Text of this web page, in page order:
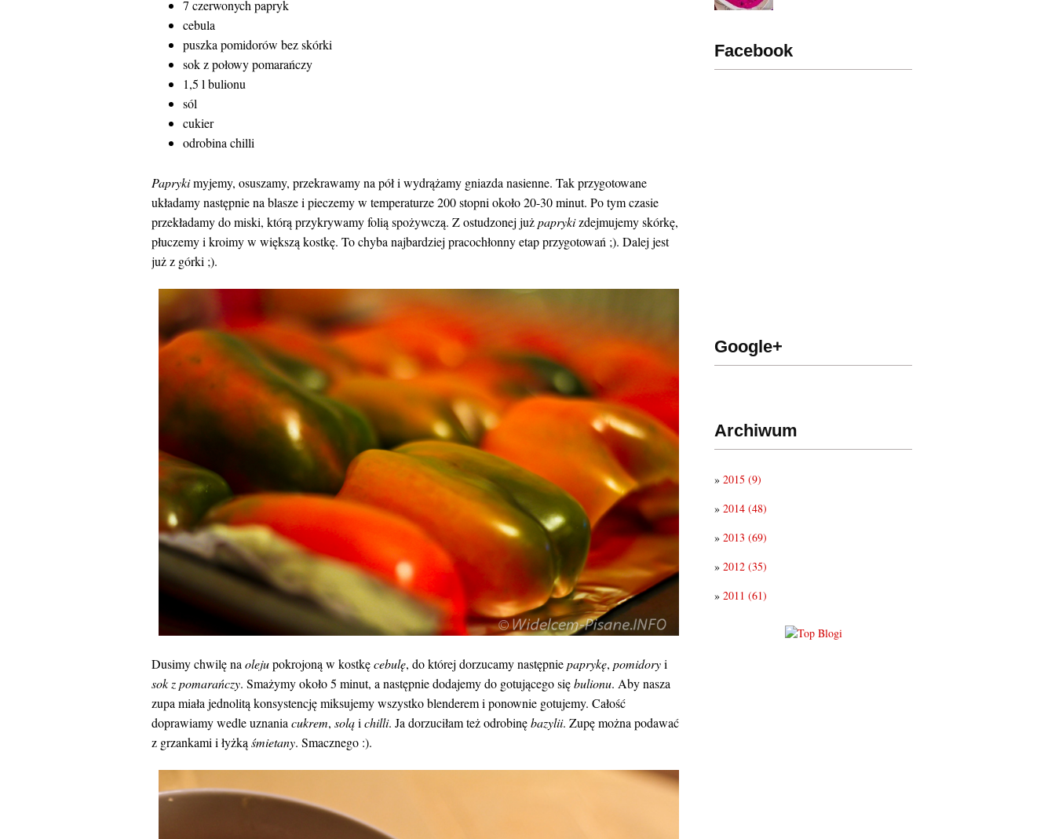
Facebook
Google+
Archiwum
» 2015 (9)
» 2014 (48)
» 2013 (69)
» 2012 (35)
» 2011 (61)
7 czerwonych papryk
cebula
puszka pomidorów bez skórki
sok z połowy pomarańczy
1,5 l bulionu
sól
cukier
odrobina chilli
Paprykimyjemy, osuszamy, przekrawamy na pół i wydrążamy gniazda nasienne. Tak przygotowane
układamy następnie na blasze i pieczemy w temperaturze 200 stopni około 20-30 minut. Po tym czasie
przekładamy do miski, którą przykrywamy folią spożywczą. Z ostudzonej jużpaprykizdejmujemy skórkę,
płuczemy i kroimy w większą kostkę. To chyba najbardziej pracochłonny etap przygotowań ;). Dalej jest
już z górki ;).
Dusimy chwilę na olejupokrojoną w kostkęcebulę, do której dorzucamy następniepaprykę, pomidoryi
sok z pomarańczy. Smażymy około 5 minut, a następnie dodajemy do gotującego siębulionu. Aby nasza
zupa miała jednolitą konsystencję miksujemy wszystko blenderem i ponownie gotujemy. Całość
doprawiamy wedle uznania cukrem, soląi chilli. Ja dorzuciłam też odrobinębazylii. Zupę można podawać
z grzankami i łyżkąśmietany. Smacznego :).